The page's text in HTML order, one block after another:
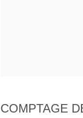
COMPTAGE